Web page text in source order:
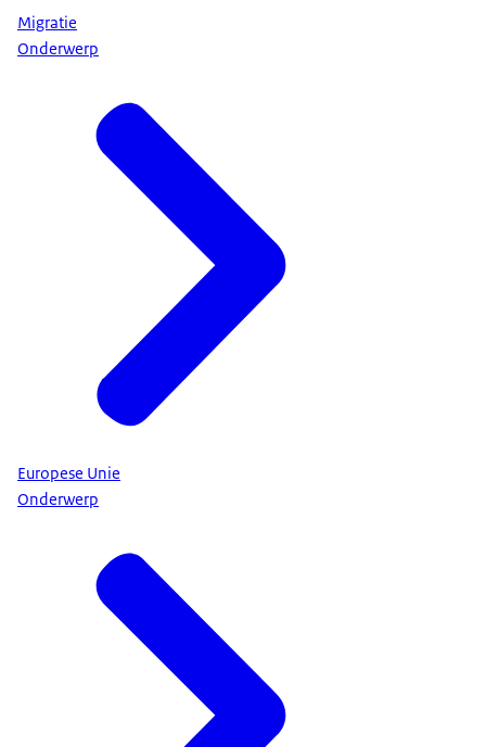
Migratie
Onderwerp
Europese Unie
Onderwerp